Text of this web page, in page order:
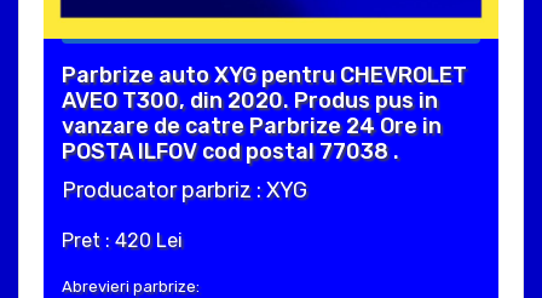
Parbrize auto XYG pentru CHEVROLET
AVEO T300, din 2020. Produs pus in
vanzare de catre Parbrize 24 Ore in
POSTA ILFOV cod postal 77038 .
Producator parbriz : XYG
Pret : 420 Lei
Abrevieri parbrize: